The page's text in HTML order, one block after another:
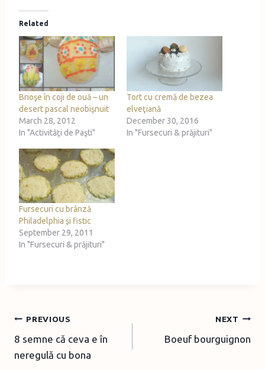
d
i
n
g
…
Related
Brioşe în coji de ouă – un
desert pascal neobişnuit
March 28, 2012
In "Activităţi de Paşti"
Tort cu cremă de bezea
elveţiană
December 30, 2016
In "Fursecuri & prăjituri"
Fursecuri cu brânză
Philadelphia şi fistic
September 29, 2011
In "Fursecuri & prăjituri"
Post
navigation
PREVIOUS
8 semne că ceva e în
neregulă cu bona
NEXT
Boeuf bourguignon